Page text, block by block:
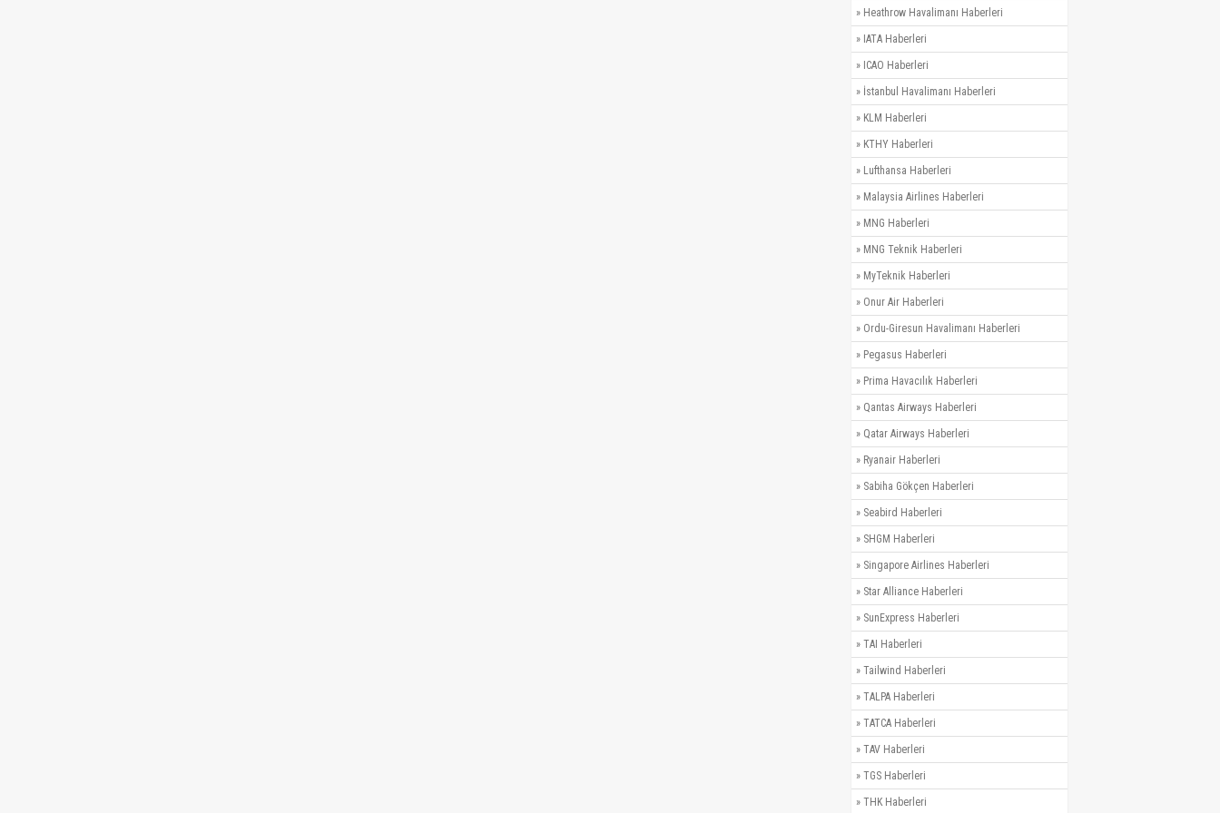
» Heathrow Havalimanı Haberleri
» IATA Haberleri
» ICAO Haberleri
» İstanbul Havalimanı Haberleri
» KLM Haberleri
» KTHY Haberleri
» Lufthansa Haberleri
» Malaysia Airlines Haberleri
» MNG Haberleri
» MNG Teknik Haberleri
» MyTeknik Haberleri
» Onur Air Haberleri
» Ordu-Giresun Havalimanı Haberleri
» Pegasus Haberleri
» Prima Havacılık Haberleri
» Qantas Airways Haberleri
» Qatar Airways Haberleri
» Ryanair Haberleri
» Sabiha Gökçen Haberleri
» Seabird Haberleri
» SHGM Haberleri
» Singapore Airlines Haberleri
» Star Alliance Haberleri
» SunExpress Haberleri
» TAI Haberleri
» Tailwind Haberleri
» TALPA Haberleri
» TATCA Haberleri
» TAV Haberleri
» TGS Haberleri
» THK Haberleri